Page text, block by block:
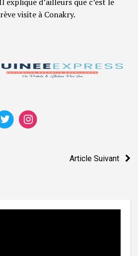
visite à Conakry.
Article Suivant